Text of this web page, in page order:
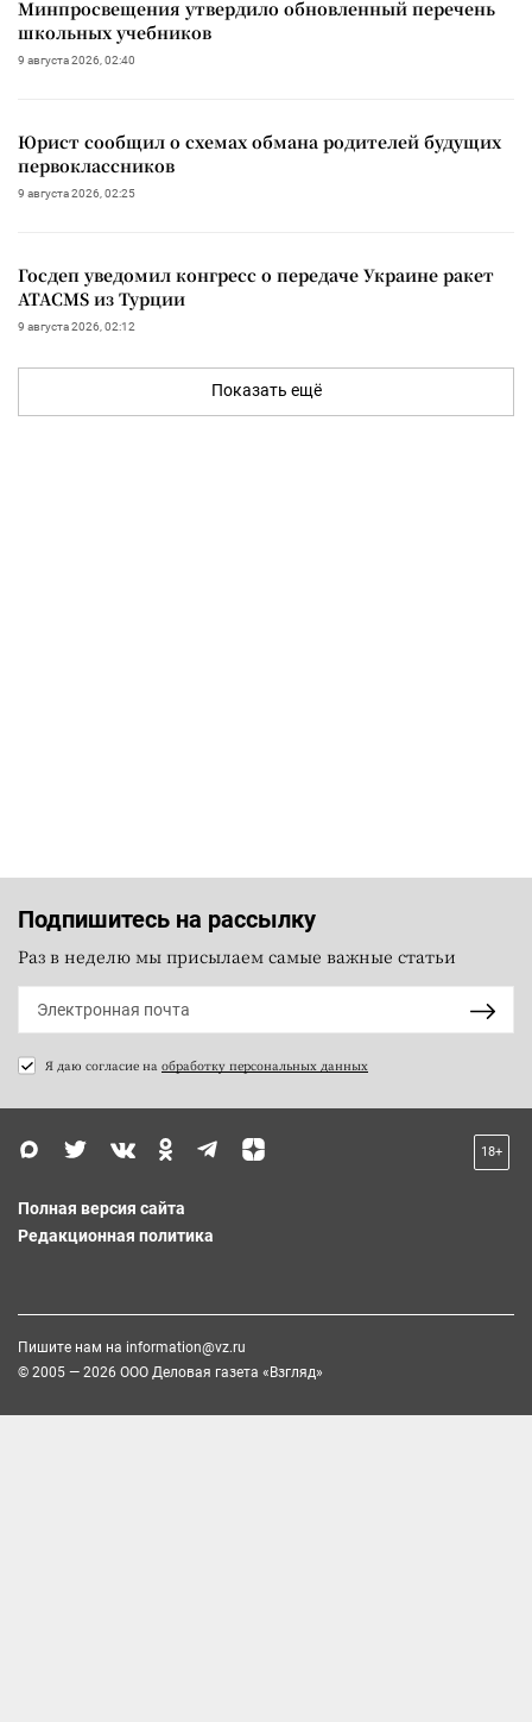
Минпросвещения утвердило обновленный перечень
школьных учебников
9 августа 2026, 02:40
Юрист сообщил о схемах обмана родителей будущих
первоклассников
9 августа 2026, 02:25
Госдеп уведомил конгресс о передаче Украине ракет
ATACMS из Турции
9 августа 2026, 02:12
Показать ещё
Подпишитесь на рассылку
Раз в неделю мы присылаем самые важные статьи
Я даю согласие на обработку персональных данных
18+
Полная версия сайта
Редакционная политика
Пишите нам на information@vz.ru
© 2005 — 2026 ООО Деловая газета «Взгляд»